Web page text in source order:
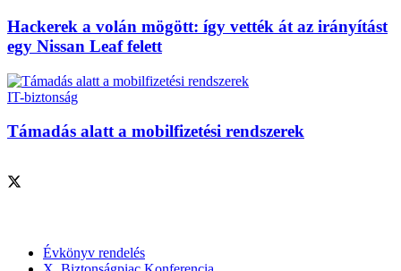
Hackerek a volán mögött: így vették át az irányítást
egy Nissan Leaf felett
IT-biztonság
Támadás alatt a mobilfizetési rendszerek
Évkönyv rendelés